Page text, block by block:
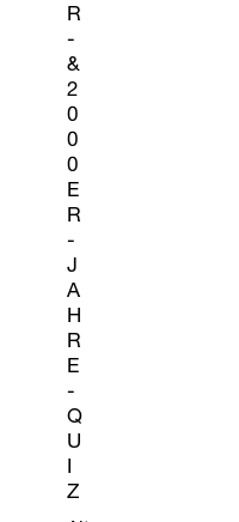
R
-
&
2
0
0
0
E
R
-
J
A
H
R
E
-
Q
U
Z